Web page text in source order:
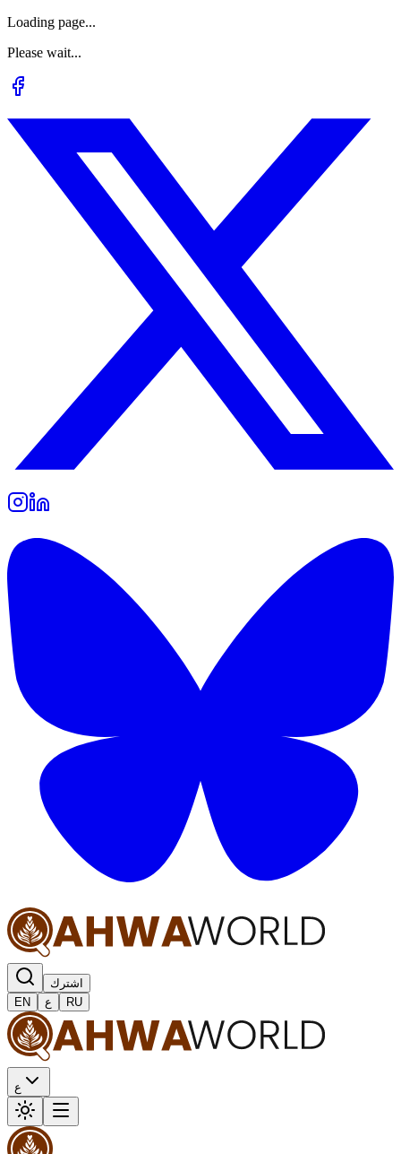
Loading page...
Please wait...
اشترك
EN
ع RU
ع